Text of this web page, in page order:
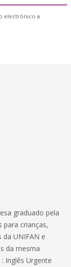
electrónico a
graduado pela
para crianças,
UNIFAN e
da mesma
Inglês Urgente